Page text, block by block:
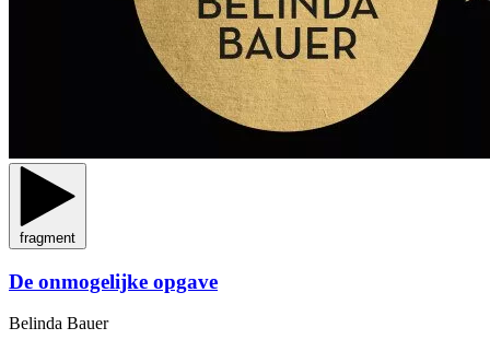
fragment
De onmogelijke opgave
Belinda Bauer